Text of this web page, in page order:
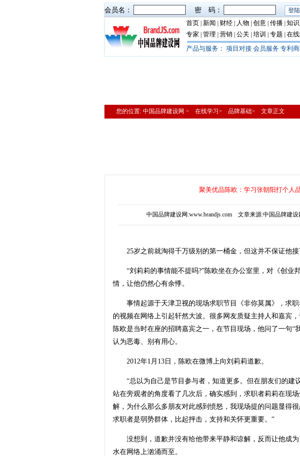
会员名： 密 码：
首页 新闻 财经 人物 创意 传播 知
专家 管理 营销 公关 培训 专题 在
产品与服务： 项目对接 会员服务 专利
您的位置: 中国品牌建设网 > 在线学习> 品牌基础> 文章正文
聚美优品陈欧：学习张朝阳打个人
中国品牌建设网:www.brandjs.com 文章来源:中国品牌建
25岁之前就淘得千万级别的第一桶金，但这并不保证他
“刘莉莉的事情能不提吗?”陈欧坐在办公室里，对《创业
情，让他仍然心有余悸。
事情起源于天津卫视的现场求职节目《非你莫属》，求职
的视频在网络上引起轩然大波。很多网友质疑主持人和嘉宾，
陈欧是当时在座的招聘嘉宾之一，在节目现场，他问了一句“
认为恶毒、别有用心。
2012年1月13日，陈欧在微博上向刘莉莉道歉。
“总以为自己是节目参与者，知道更多。但在朋友们的建
站在旁观者的角度看了几次后，确实感到，求职者莉莉在现
解，为什么那么多朋友对此感到愤怒，我现场提的问题显得很
求职者是弱势群体，比起抨击，支持和关怀更重要。”
没想到，道歉并没有给他带来平静和谅解，反而让他成为
水在网络上汹涌而至。